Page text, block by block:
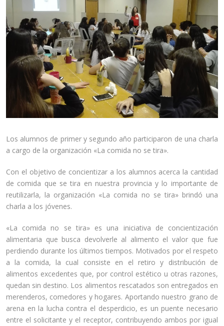
Los alumnos de primer y segundo año participaron de una charla
a cargo de la organización «La comida no se tira».
Con el objetivo de concientizar a los alumnos acerca la cantidad
de comida que se tira en nuestra provincia y lo importante de
reutilizarla, la organización «La comida no se tira» brindó una
charla a los jóvenes.
«La comida no se tira» es una iniciativa de concientización
alimentaria que busca devolverle al alimento el valor que fue
perdiendo durante los últimos tiempos. Motivados por el respeto
a la comida, la cual consiste en el retiro y distribución de
alimentos excedentes que, por control estético u otras razones,
quedan sin destino. Los alimentos rescatados son entregados en
merenderos, comedores y hogares. Aportando nuestro grano de
arena en la lucha contra el desperdicio, es un puente necesario
entre el solicitante y el receptor, contribuyendo ambos por igual